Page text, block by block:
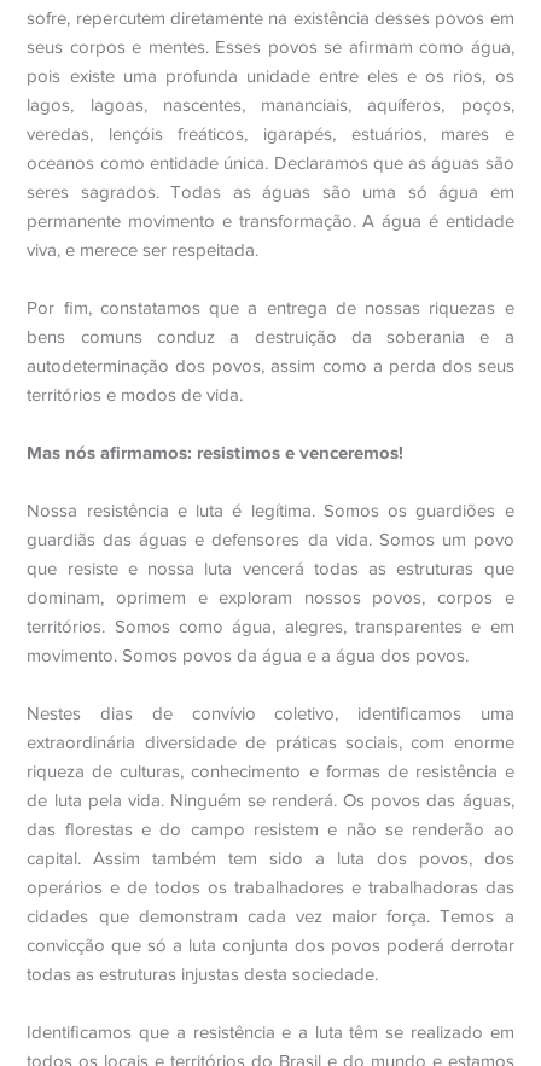
sofre, repercutem diretamente na existência desses povos em
seus corpos e mentes. Esses povos se afirmam como água,
pois existe uma profunda unidade entre eles e os rios, os
lagos, lagoas, nascentes, mananciais, aquíferos, poços,
veredas, lençóis freáticos, igarapés, estuários, mares e
oceanos como entidade única. Declaramos que as águas são
seres sagrados. Todas as águas são uma só água em
permanente movimento e transformação. A água é entidade
viva, e merece ser respeitada.
Por fim, constatamos que a entrega de nossas riquezas e
bens comuns conduz a destruição da soberania e a
autodeterminação dos povos, assim como a perda dos seus
territórios e modos de vida.
Mas nós afirmamos: resistimos e venceremos!
Nossa resistência e luta é legítima. Somos os guardiões e
guardiãs das águas e defensores da vida. Somos um povo
que resiste e nossa luta vencerá todas as estruturas que
dominam, oprimem e exploram nossos povos, corpos e
territórios. Somos como água, alegres, transparentes e em
movimento. Somos povos da água e a água dos povos.
Nestes dias de convívio coletivo, identificamos uma
extraordinária diversidade de práticas sociais, com enorme
riqueza de culturas, conhecimento e formas de resistência e
de luta pela vida. Ninguém se renderá. Os povos das águas,
das florestas e do campo resistem e não se renderão ao
capital. Assim também tem sido a luta dos povos, dos
operários e de todos os trabalhadores e trabalhadoras das
cidades que demonstram cada vez maior força. Temos a
convicção que só a luta conjunta dos povos poderá derrotar
todas as estruturas injustas desta sociedade.
Identificamos que a resistência e a luta têm se realizado em
todos os locais e territórios do Brasil e do mundo e estamos